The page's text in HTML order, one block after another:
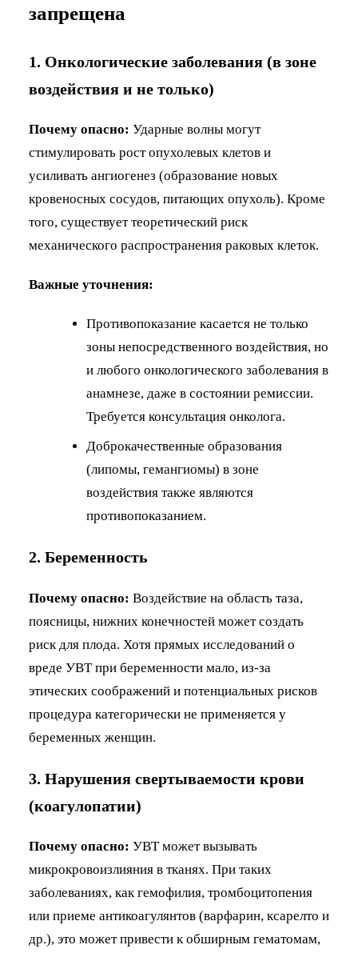
запрещена
1. Онкологические заболевания (в зоне
воздействия и не только)
Почему опасно: Ударные волны могут
стимулировать рост опухолевых клетов и
усиливать ангиогенез (образование новых
кровеносных сосудов, питающих опухоль). Кроме
того, существует теоретический риск
механического распространения раковых клеток.
Важные уточнения:
Противопоказание касается не только
зоны непосредственного воздействия, но
и любого онкологического заболевания в
анамнезе, даже в состоянии ремиссии.
Требуется консультация онколога.
Доброкачественные образования
(липомы, гемангиомы) в зоне
воздействия также являются
противопоказанием.
2. Беременность
Почему опасно: Воздействие на область таза,
поясницы, нижних конечностей может создать
риск для плода. Хотя прямых исследований о
вреде УВТ при беременности мало, из-за
этических соображений и потенциальных рисков
процедура категорически не применяется у
беременных женщин.
3. Нарушения свертываемости крови
(коагулопатии)
Почему опасно: УВТ может вызывать
микрокровоизлияния в тканях. При таких
заболеваниях, как гемофилия, тромбоцитопения
или приеме антикоагулянтов (варфарин, ксарелто и
др.), это может привести к обширным гематомам,